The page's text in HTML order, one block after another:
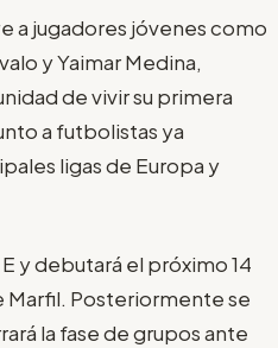
a jugadores jóvenes como
y Yaimar Medina,
de vivir su primera
a futbolistas ya
ligas de Europa y
y debutará el próximo 14
Marfil. Posteriormente se
la fase de grupos ante